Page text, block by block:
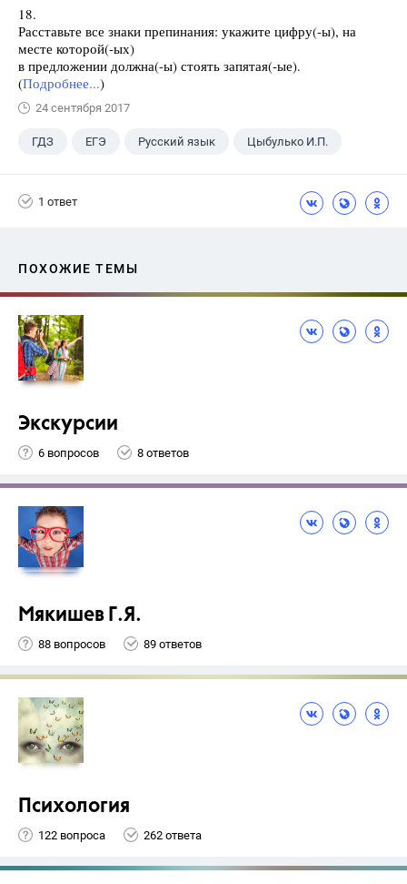
18.
Расставьте все знаки препинания: укажите цифру(-ы), на
месте которой(-ых)
в предложении должна(-ы) стоять запятая(-ые).
(Подробнее...)
24 сентября 2017
ГДЗ ЕГЭ Русский язык Цыбулько И.П.
1 ответ
ПОХОЖИЕ ТЕМЫ
Экскурсии
6 вопросов 8 ответов
Мякишев Г.Я.
88 вопросов 89 ответов
Психология
122 вопроса 262 ответа